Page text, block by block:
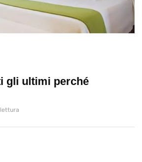
gli ultimi perché